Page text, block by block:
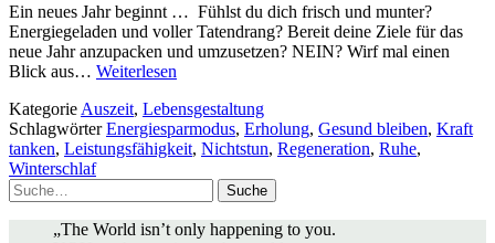
Ein neues Jahr beginnt … Fühlst du dich frisch und munter?
Energiegeladen und voller Tatendrang? Bereit deine Ziele für das
neue Jahr anzupacken und umzusetzen? NEIN? Wirf mal einen
Blick aus… Weiterlesen
Kategorie Auszeit, Lebensgestaltung
SchlagwörterEnergiesparmodus, Erholung, Gesund bleiben, Kraft
tanken, Leistungsfähigkeit, Nichtstun, Regeneration, Ruhe,
Winterschlaf
Suche
„The World isn’t only happening to you.